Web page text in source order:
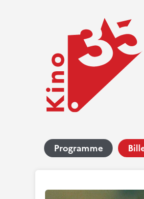
Programme